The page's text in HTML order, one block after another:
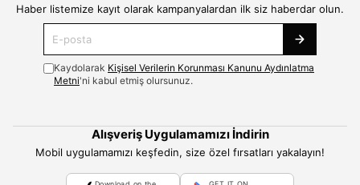
Haber listemize kayıt olarak kampanyalardan ilk siz haberdar olun.
Kaydolarak Kişisel Verilerin Korunması Kanunu Aydınlatma
Metni'ni kabul etmiş olursunuz.
Alışveriş Uygulamamızı İndirin
Mobil uygulamamızı keşfedin, size özel fırsatları yakalayın!